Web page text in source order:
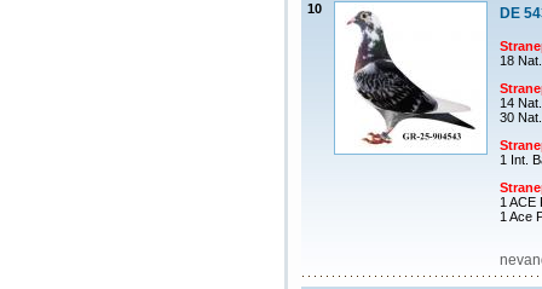
10 DE
18
14
30
1 Int.
1 ACE
1 Ace